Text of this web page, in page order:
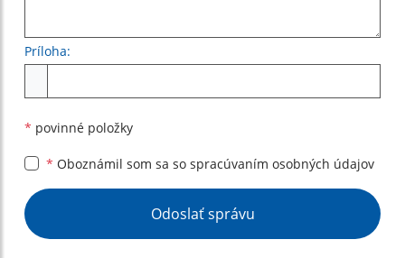
Príloha:
* povinné položky
* Oboznámil som sa so spracúvaním osobných údajov
Google reCaptcha Response
Odoslať správu